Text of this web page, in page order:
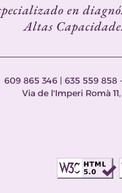
609 865 346 | 635 559 858 -
Via de l'Imperi Romà